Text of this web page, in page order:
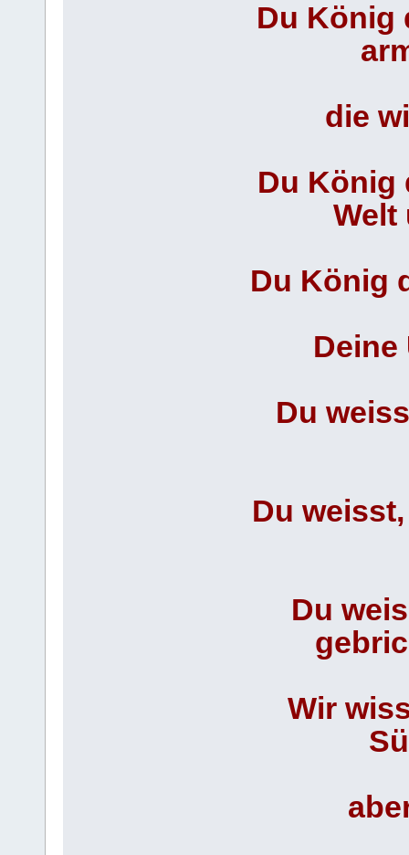
Du König
die
Du König
Welt
Du König
Deine
Du
Du
Du
Wir